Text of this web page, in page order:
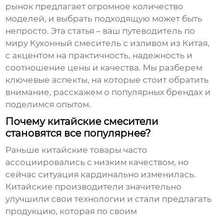
рынок предлагает огромное количество
моделей, и выбрать подходящую может быть
непросто. Эта статья – ваш путеводитель по
миру Кухонный смеситель с изливом из Китая,
с акцентом на практичность, надежность и
соотношение цены и качества. Мы разберем
ключевые аспекты, на которые стоит обратить
внимание, расскажем о популярных брендах и
поделимся опытом.
Почему китайские смесители
становятся все популярнее?
Раньше китайские товары часто
ассоциировались с низким качеством, но
сейчас ситуация кардинально изменилась.
Китайские производители значительно
улучшили свои технологии и стали предлагать
продукцию, которая по своим